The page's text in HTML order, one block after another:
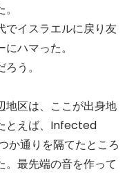
でイスラエルに戻り友
ハマった。
う。
地区は、ここが出身地
とえば、Infected
か通りを隔てたところ
。最先端の音を作って